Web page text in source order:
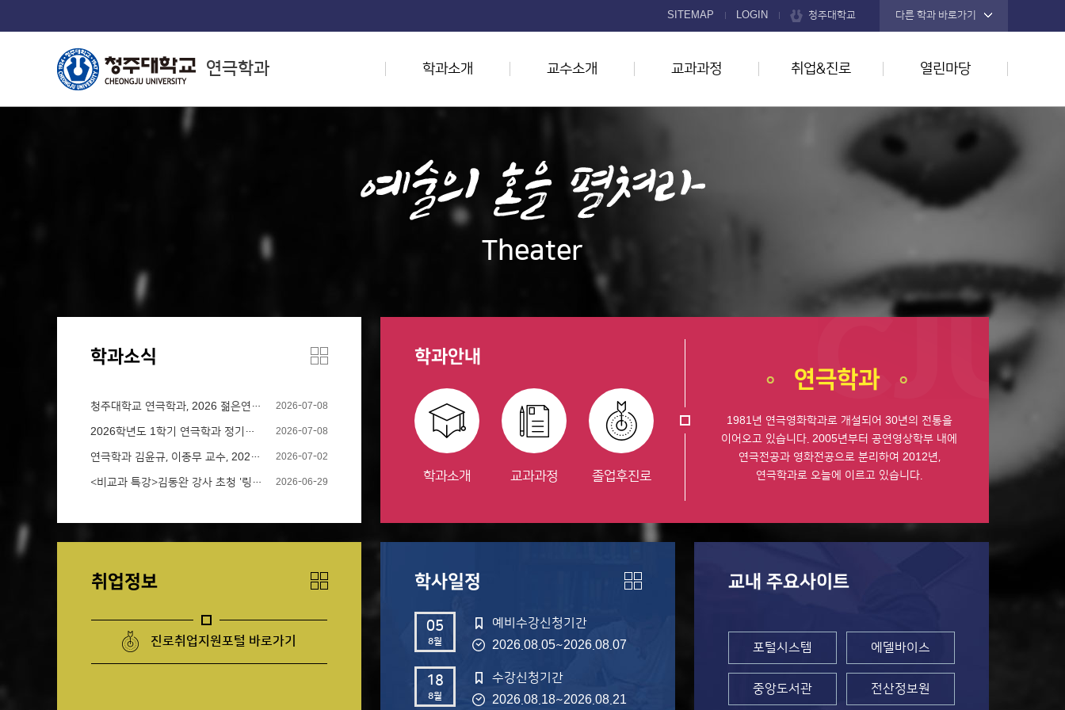
연극학과
SITEMAP LOGIN 청주대학교 다른 학과 바로가기
학과소개 교수소개 교과과정 취업&진로 열린마당
Theater
학과소식
청주대학교 연극학과, 2026 젊은연극제 4관왕 수상 2026-07-08
2026학년도 1학기 연극학과 정기공연 및 졸업공연 결산 2026-07-08
연극학과 김윤규, 이종무 교수, 2026년 한국연극교육학회 춘계학술대회 참가 2026-07-02
<비교과 특강>김동완 강사 초청 '링클레이터 보이스 특강' 2026-06-29
취업정보
진로취업지원포털 바로가기
학과안내
학과소개 교과과정 졸업후진로
연극학과
1981년 연극영화학과로 개설되어 30년의 전통을
이어오고 있습니다. 2005년부터 공연영상학부 내에
연극전공과 영화전공으로 분리하여 2012년,
연극학과로 오늘에 이르고 있습니다.
학사일정
05
8월
예비수강신청기간
2026.08.05~2026.08.07
18
8월
수강신청기간
2026.08.18~2026.08.21
교내 주요사이트
포털시스템 에델바이스
중앙도서관 전산정보원